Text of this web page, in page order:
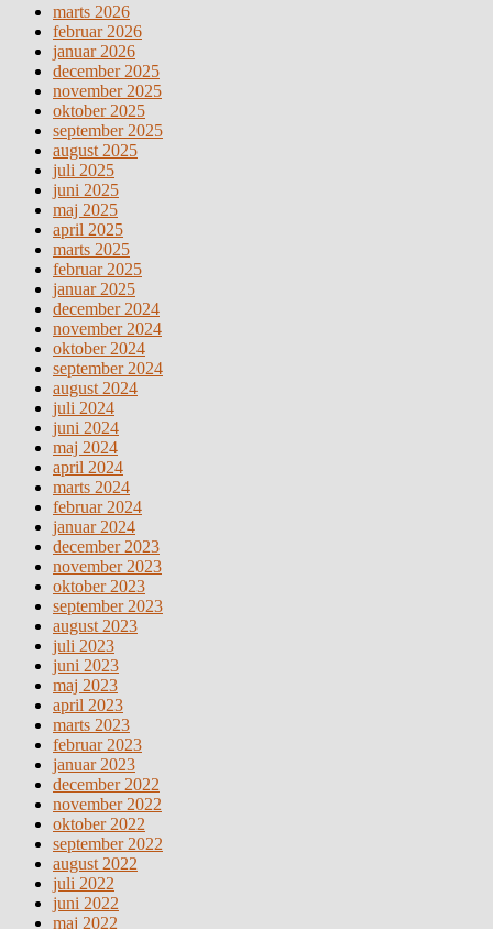
marts 2026
februar 2026
januar 2026
december 2025
november 2025
oktober 2025
september 2025
august 2025
juli 2025
juni 2025
maj 2025
april 2025
marts 2025
februar 2025
januar 2025
december 2024
november 2024
oktober 2024
september 2024
august 2024
juli 2024
juni 2024
maj 2024
april 2024
marts 2024
februar 2024
januar 2024
december 2023
november 2023
oktober 2023
september 2023
august 2023
juli 2023
juni 2023
maj 2023
april 2023
marts 2023
februar 2023
januar 2023
december 2022
november 2022
oktober 2022
september 2022
august 2022
juli 2022
juni 2022
maj 2022